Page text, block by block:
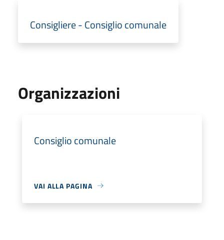
Consigliere - Consiglio comunale
Organizzazioni
Consiglio comunale
VAI ALLA PAGINA